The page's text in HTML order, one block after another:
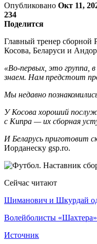
Опубликовано Окт 11,
234
Поделится
Главный тренер сборной
Косова, Беларуси и
«Во-первых, это группа,
знаем. Нам предстоит
Мы недавно
У Косова хороший
с Кипра — их сборная
И Беларусь приготовит
Иорданеску gsp.ro.
Сейчас читают
Шиманович и Шкурдай
Волейболисты
Источник